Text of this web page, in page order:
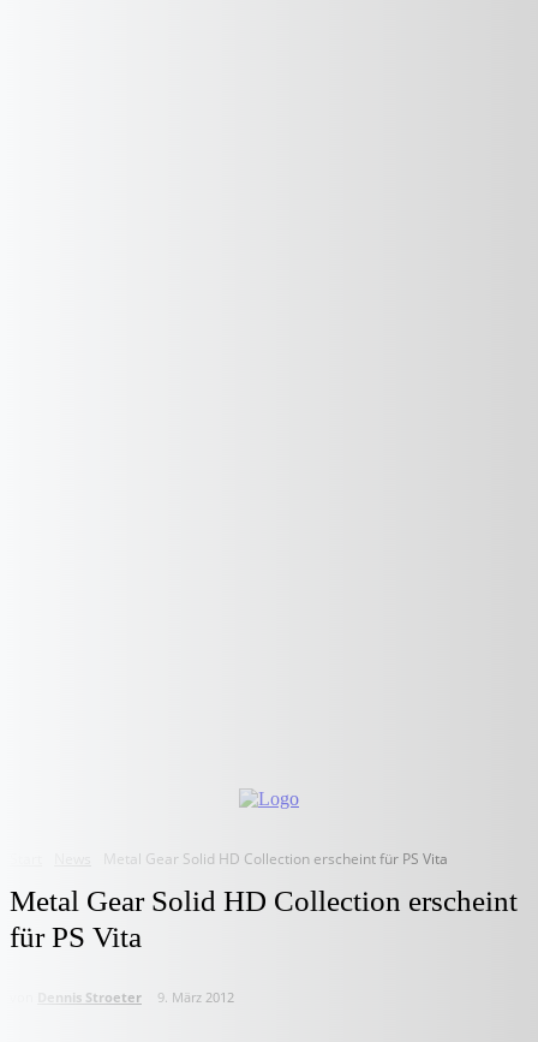
Metal Gear Solid HD Collection erscheint für PS Vita
Metal Gear Solid HD Collection erscheint
für PS Vita
Dennis Stroeter 9. März 2012